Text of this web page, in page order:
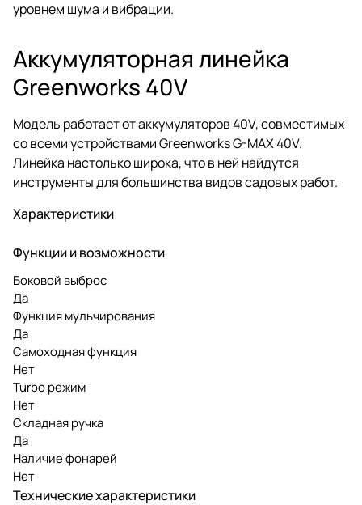
уровнем шума и вибрации.
Аккумуляторная линейка
Greenworks 40V
Модель работает от аккумуляторов 40V, совместимых
со всеми устройствами Greenworks G-MAX 40V.
Линейка настолько широка, что в ней найдутся
инструменты для большинства видов садовых работ.
Характеристики
Функции и возможности
Боковой выброс
Да
Функция мульчирования
Да
Самоходная функция
Нет
Turbo режим
Нет
Складная ручка
Да
Наличие фонарей
Нет
Технические характеристики